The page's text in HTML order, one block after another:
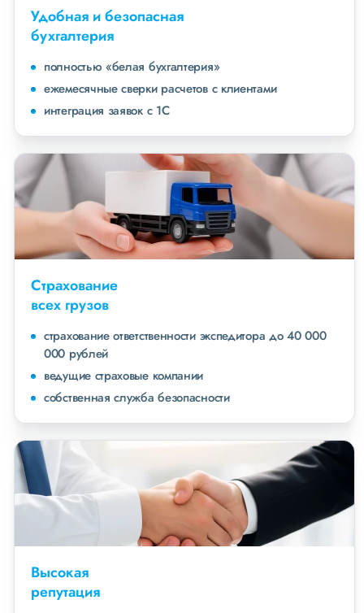
Удобная и безопасная
бухгалтерия
полностью «белая бухгалтерия»
ежемесячные сверки расчетов с клиентами
интеграция заявок с 1С
Страхование
всех грузов
страхование ответственности экспедитора до 40 000
000 рублей
ведущие страховые компании
собственная служба безопасности
Высокая
репутация